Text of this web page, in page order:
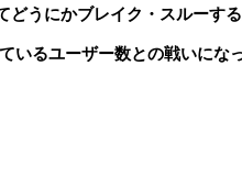
うにかブレイク・スルーす
るユーザー数との戦いにな